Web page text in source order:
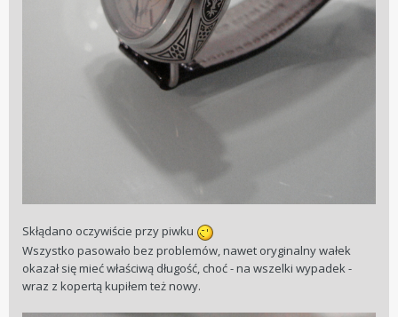
Skłądano oczywiście przy piwku
Wszystko pasowało bez problemów, nawet oryginalny wałek
okazał się mieć właściwą długość, choć - na wszelki wypadek -
wraz z kopertą kupiłem też nowy.